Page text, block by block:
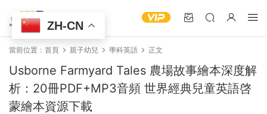
當前位置： 首頁 親子幼兒 學科英語 正文
Usborne Farmyard Tales 農場故事繪本深度解
析：20冊PDF+MP3音頻 世界經典兒童英語啓
蒙繪本資源下載
ZH-CN